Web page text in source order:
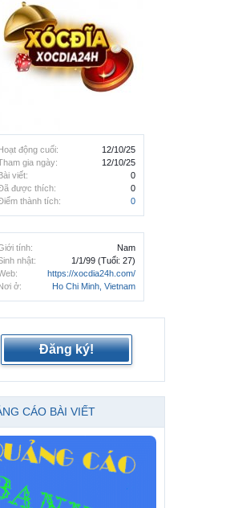
động cuối:
12/10/25
gia ngày:
12/10/25
viết:
0
được thích:
0
thành tích:
0
tính:
Nam
nhật:
1/1/99 (Tuổi: 27)
https://xocdia24h.com/
ở:
Ho Chi Minh, Vietnam
Đăng ký!
CÁO BÀI VIẾT